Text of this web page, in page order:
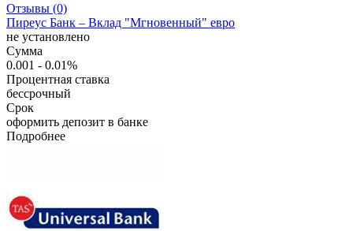
Отзывы (0)
Пиреус Банк – Вклад "Мгновенный" евро
не установлено
Сумма
0.001 - 0.01%
Процентная ставка
бессрочный
Срок
оформить депозит в банке
Подробнее